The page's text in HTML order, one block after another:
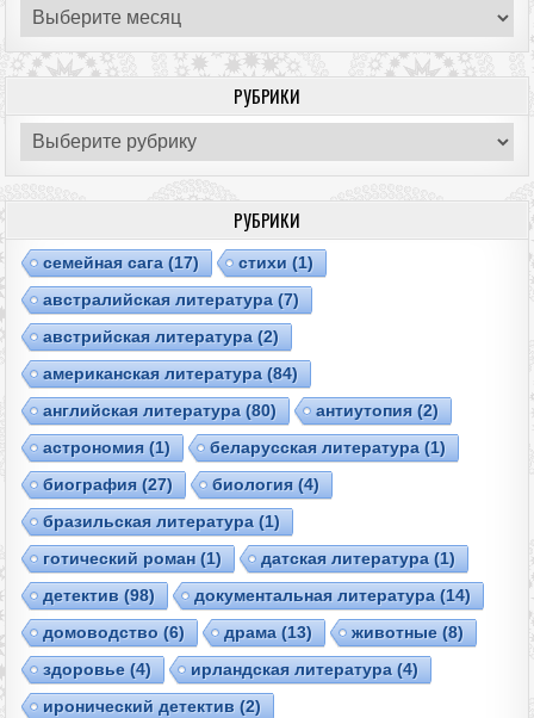
Архивы
РУБРИКИ
Рубрики
РУБРИКИ
cемейная сага (17) cтихи (1)
австралийская литература (7)
австрийская литература (2)
американская литература (84)
английская литература (80) антиутопия (2)
астрономия (1) беларусская литература (1)
биография (27) биология (4)
бразильская литература (1)
готический роман (1) датская литература (1)
детектив (98) документальная литература (14)
домоводство (6) драма (13) животные (8)
здоровье (4) ирландская литература (4)
иронический детектив (2)